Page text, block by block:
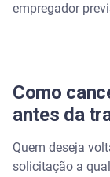
empregador
Como
antes da
Quem deseja
solicitação a